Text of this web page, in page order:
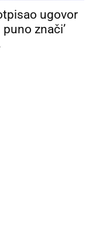
ugovor
znači’